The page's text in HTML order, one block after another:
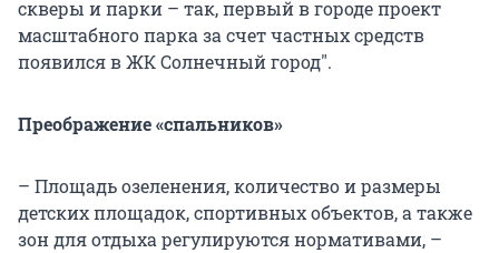
скверы и парки – так, первый в городе проект
масштабного парка за счет частных средств
появился в ЖК Солнечный город".
Преображение «спальников»
– Площадь озеленения, количество и размеры
детских площадок, спортивных объектов, а также
зон для отдыха регулируются нормативами, –